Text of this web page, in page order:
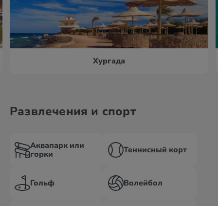
Хургада
Развлечения и спорт
Аквапарк или
горки
Теннисный корт
Гольф Волейбол